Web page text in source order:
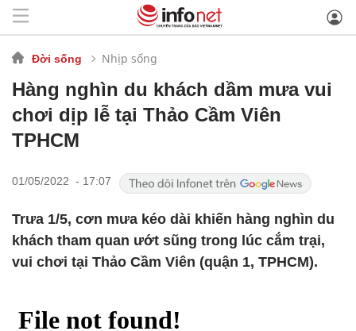
Đời sống Nhịp sống
Hàng nghìn du khách dầm mưa vui
chơi dịp lễ tại Thảo Cầm Viên
TPHCM
01/05/2022 - 17:07
Trưa 1/5, cơn mưa kéo dài khiến hàng nghìn du
khách tham quan ướt sũng trong lúc cắm trại,
vui chơi tại Thảo Cầm Viên (quận 1, TPHCM).